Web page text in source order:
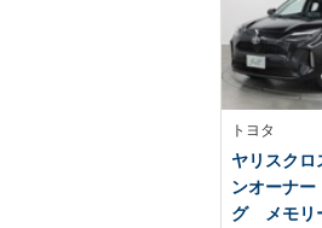
トヨタ
ヤリスクロ
ンオーナ
グ メモ